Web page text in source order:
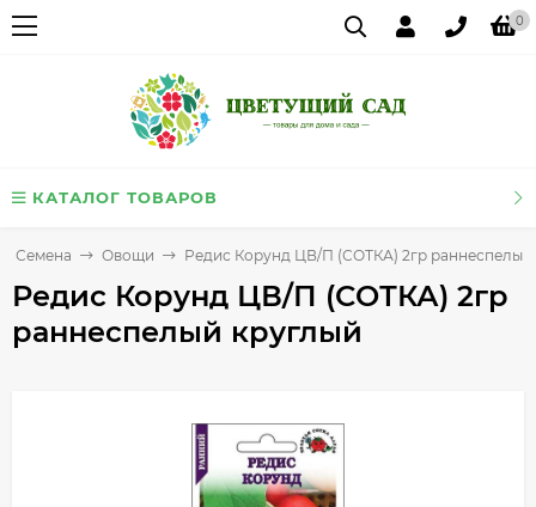
0
КАТАЛОГ ТОВАРОВ
Семена Овощи Редис Корунд ЦВ/П (СОТКА) 2гр раннеспелый
Редис Корунд ЦВ/П (СОТКА) 2гр
раннеспелый круглый